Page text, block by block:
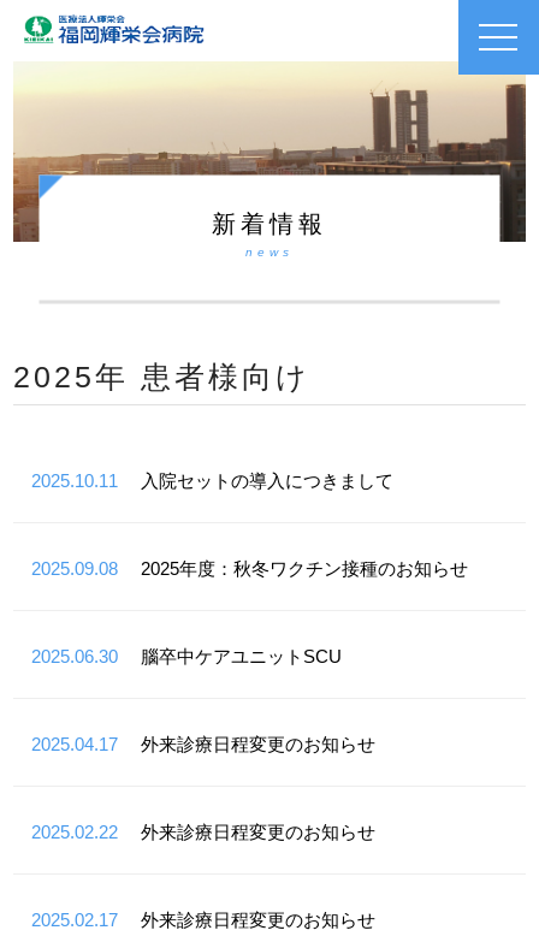
toggle
新着情報
news
2025年 患者様向け
2025.10.11 入院セットの導入につきまして
2025.09.08 2025年度：秋冬ワクチン接種のお知らせ
2025.06.30 腦卒中ケアユニットSCU
2025.04.17 外来診療日程変更のお知らせ
2025.02.22 外来診療日程変更のお知らせ
2025.02.17 外来診療日程変更のお知らせ